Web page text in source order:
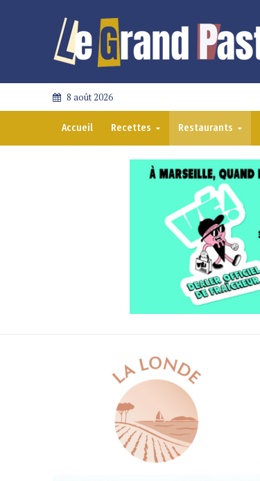
8 août 2026
Accueil Recettes Restaurants